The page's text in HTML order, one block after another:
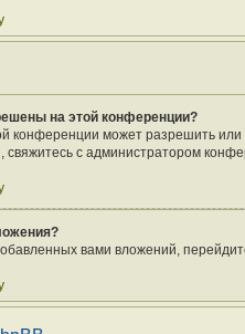
на этой конференции?
конференции может разрешить
с администратором
вами вложений,